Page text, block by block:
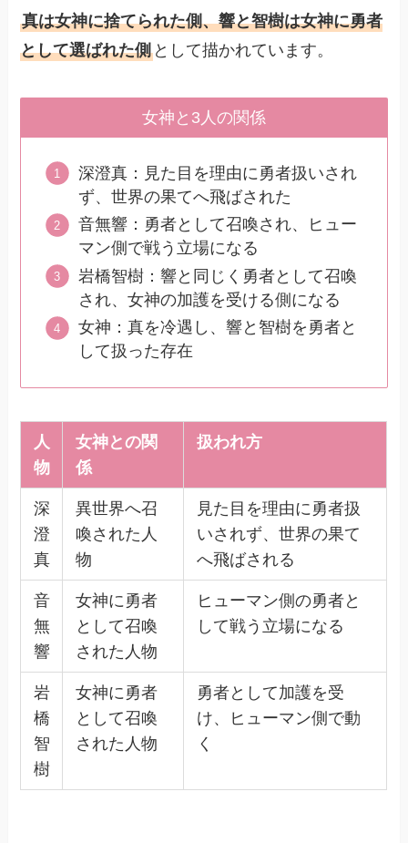
真は女神に捨てられた側、響と智樹は女神に勇者
として選ばれた側 として描かれています。
女神と3人の関係
深澄真：見た目を理由に勇者扱いされ
ず、世界の果てへ飛ばされた
音無響：勇者として召喚され、ヒュー
マン側で戦う立場になる
岩橋智樹：響と同じく勇者として召喚
され、女神の加護を受ける側になる
女神：真を冷遇し、響と智樹を勇者と
して扱った存在
人
物
女神との関
係
扱われ方
深
澄
真
異世界へ召
喚された人
物
見た目を理由に勇者扱
いされず、世界の果て
へ飛ばされる
音
無
響
女神に勇者
として召喚
された人物
ヒューマン側の勇者と
して戦う立場になる
岩
橋
智
樹
女神に勇者
として召喚
された人物
勇者として加護を受
け、ヒューマン側で動
く